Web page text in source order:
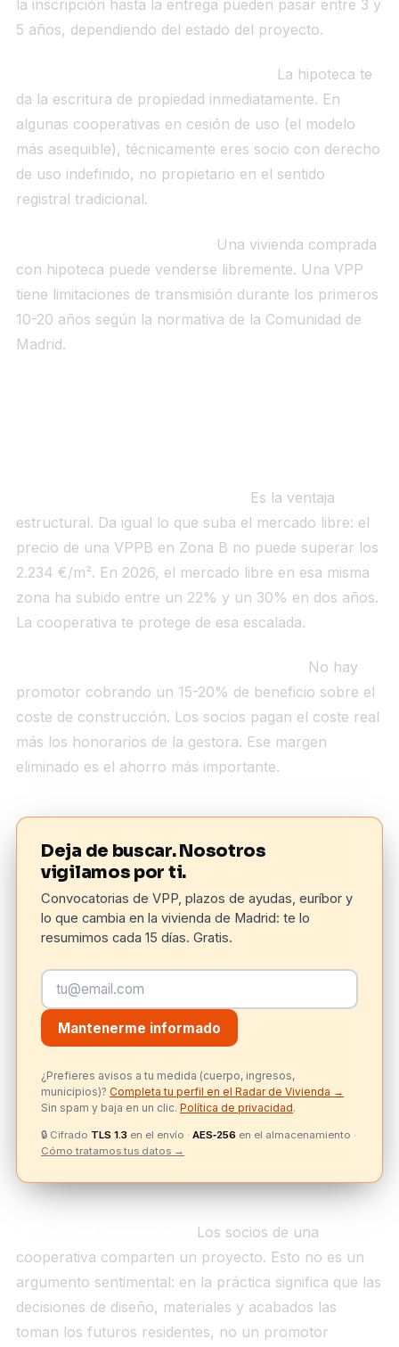
la inscripción hasta la entrega pueden pasar entre 3 y
5 años, dependiendo del estado del proyecto.
La hipoteca te
da la escritura de propiedad inmediatamente. En
algunas cooperativas en cesión de uso (el modelo
más asequible), técnicamente eres socio con derecho
de uso indefinido, no propietario en el sentido
registral tradicional.
Una vivienda comprada
con hipoteca puede venderse libremente. Una VPP
tiene limitaciones de transmisión durante los primeros
10-20 años según la normativa de la Comunidad de
Madrid.
Es la ventaja
estructural. Da igual lo que suba el mercado libre: el
precio de una VPPB en Zona B no puede superar los
2.234 €/m². En 2026, el mercado libre en esa misma
zona ha subido entre un 22% y un 30% en dos años.
La cooperativa te protege de esa escalada.
No hay
promotor cobrando un 15-20% de beneficio sobre el
coste de construcción. Los socios pagan el coste real
más los honorarios de la gestora. Ese margen
eliminado es el ahorro más importante.
Deja de buscar. Nosotros
vigilamos por ti.
Convocatorias de VPP, plazos de ayudas, euríbor y
lo que cambia en la vivienda de Madrid: te lo
resumimos cada 15 días. Gratis.
Mantenerme informado
¿Prefieres avisos a tu medida (cuerpo, ingresos,
municipios)? Completa tu perfil en el Radar de Vivienda →
Sin spam y baja en un clic.Política de privacidad.
🔒 Cifrado TLS 1.3 en el envío ·AES‑256 en el almacenamiento ·
Cómo tratamos tus datos →
Los socios de una
cooperativa comparten un proyecto. Esto no es un
argumento sentimental: en la práctica significa que las
decisiones de diseño, materiales y acabados las
toman los futuros residentes, no un promotor